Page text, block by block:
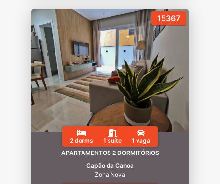
15367
2 dorms 1 suíte
1 vaga
APARTAMENTOS 2 DORMITÓRIOS
Capão da Canoa
Zona Nova